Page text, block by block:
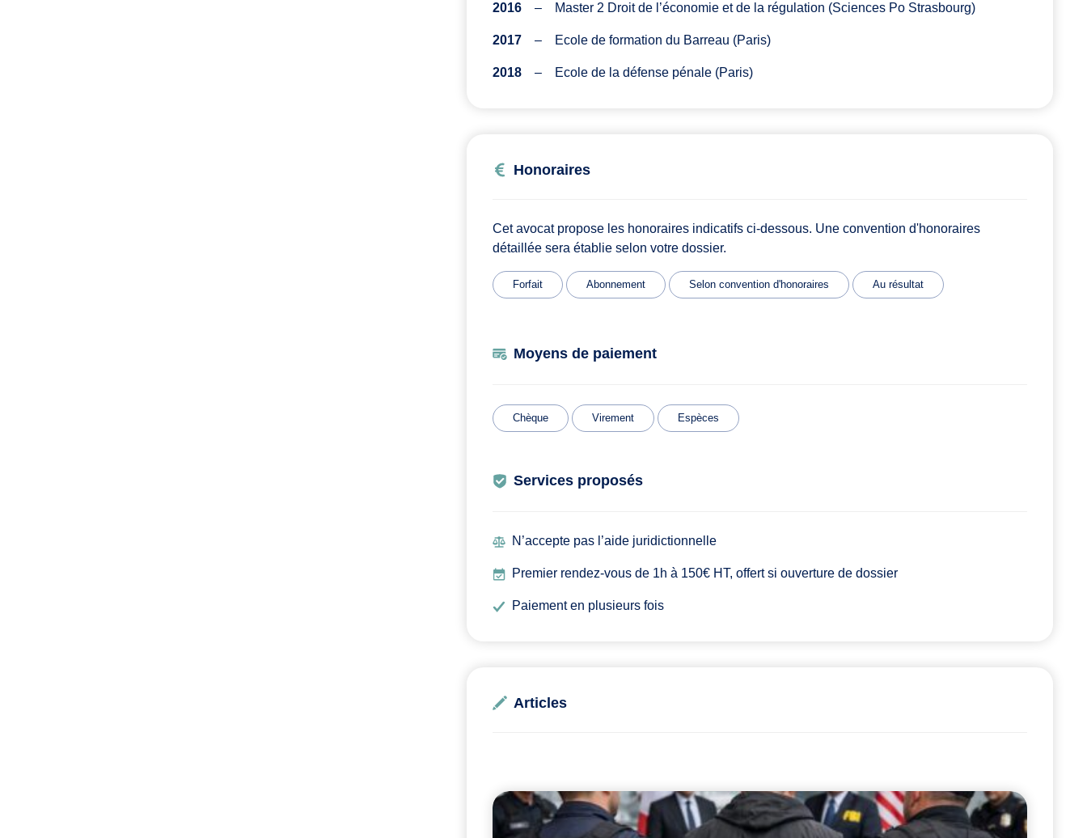
2016 – Master 2 Droit de l’économie et de la régulation (Sciences Po Strasbourg)
2017 – Ecole de formation du Barreau (Paris)
2018 – Ecole de la défense pénale (Paris)
Honoraires
Cet avocat propose les honoraires indicatifs ci-dessous. Une convention d'honoraires
détaillée sera établie selon votre dossier.
Forfait Abonnement Selon convention d'honoraires Au résultat
Moyens de paiement
Chèque Virement Espèces
Services proposés
N’accepte pas l’aide juridictionnelle
Premier rendez-vous de 1h à 150€ HT, offert si ouverture de dossier
Paiement en plusieurs fois
Articles